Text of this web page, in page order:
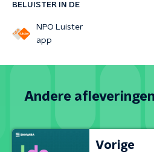
BELUISTER IN DE
NPO Luister
app
Andere afleveringen
Vorige